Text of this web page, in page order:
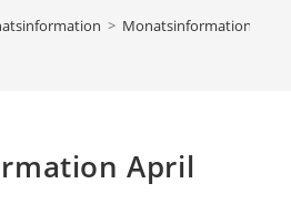
> Monatsinformation April
April